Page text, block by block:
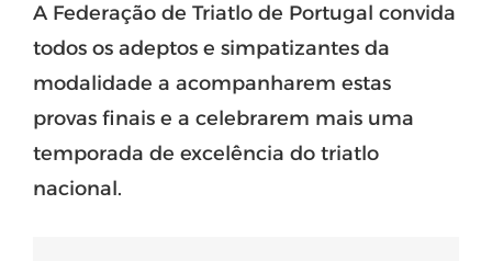
A Federação de Triatlo de Portugal convida
todos os adeptos e simpatizantes da
modalidade a acompanharem estas
provas finais e a celebrarem mais uma
temporada de excelência do triatlo
nacional.